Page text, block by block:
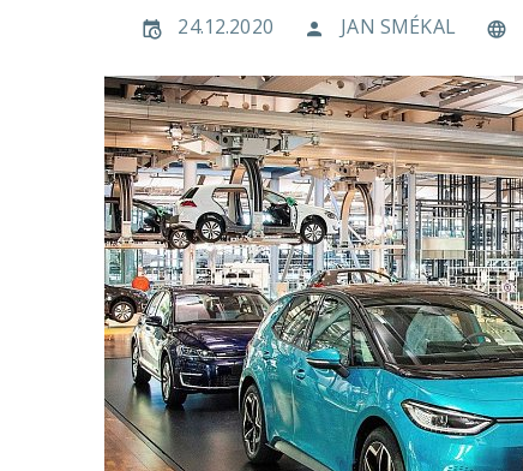
24.12.2020 JAN SMÉKAL